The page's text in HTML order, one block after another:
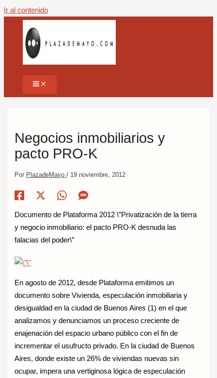
Ir al contenido
Negocios inmobiliarios y
pacto PRO-K
Por PlazadeMayo/ 19 noviembre, 2012
Documento de Plataforma 2012 \”Privatización de la tierra
y negocio inmobiliario: el pacto PRO-K desnuda las
falacias del poder\”
En agosto de 2012, desde Plataforma emitimos un
documento sobre Vivienda, especulación inmobiliaria y
desigualdad en la ciudad de Buenos Aires (1) en el que
analizamos y denunciamos un proceso creciente de
enajenación del espacio urbano público con el fin de
incrementar el usufructo privado. En la ciudad de Buenos
Aires, donde existe un 26% de viviendas nuevas sin
ocupar, impera una vertiginosa lógica de especulación